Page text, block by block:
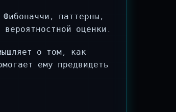
паттерны,
оценки.
о том, как
ему предвидеть